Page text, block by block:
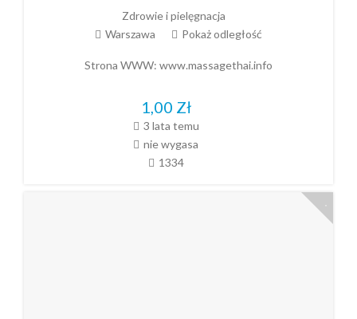
Zdrowie i pielęgnacja
Warszawa
Pokaż odległość
Strona WWW: www.massagethai.info
1,00 Zł
3 lata temu
nie wygasa
1334